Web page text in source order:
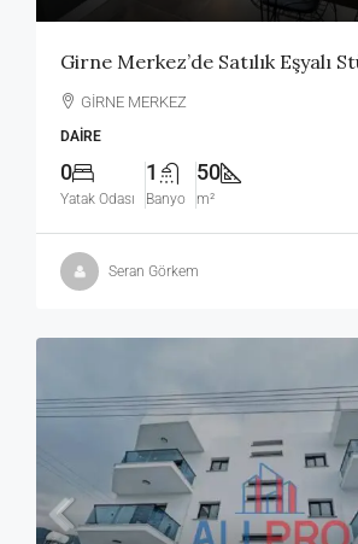
Girne Merkez’de Satılık Eşyalı
GİRNE MERKEZ
DAIRE
0
Yatak Odası
1
Banyo
50
m²
Seran Görkem